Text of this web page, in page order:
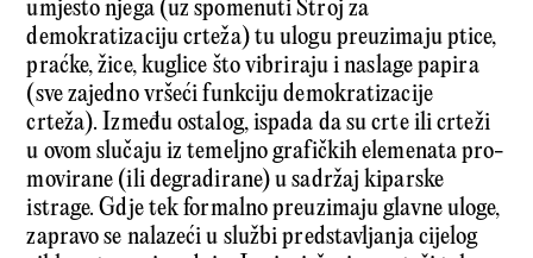
umjesto njega (uz spomenuti Stroj za
demokratizaciju crteža) tu ulogu preuzimaju ptice,
praćke, žice, kuglice što vibriraju i naslage papira
(sve zajedno vršeći funkciju demokratizacije
crteža). Između ostalog, ispada da su crte ili crteži
u ovom slučaju iz temeljno grafičkih elemenata pro­
mo­virane (ili degradirane) u sadržaj kiparske
istrage. Gdje tek formalno preuzimaju glavne uloge,
zapravo se nalazeći u službi predstavljanja cijelog